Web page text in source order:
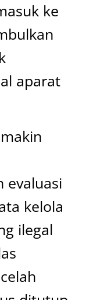
ke
aparat
evaluasi
kelola
ilegal